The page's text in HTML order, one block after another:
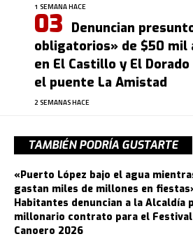
1 SEMANA HACE
Denuncian
obligatorios» de $50 mil
en El Castillo y El
el puente La Amistad
2 SEMANAS HACE
TAMBIÉN PODRÍA GUSTARTE
«Puerto López bajo el agua
gastan miles de millones en
Habitantes denuncian a la Alcaldía
millonario contrato para el
Canoero 2026